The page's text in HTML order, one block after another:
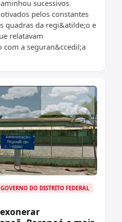
sucessivos
pelos constantes
quadras da regi&atilde;o e
relatavam
a seguran&ccedil;a
GOVERNO DO DISTRITO FEDERAL
exonerar